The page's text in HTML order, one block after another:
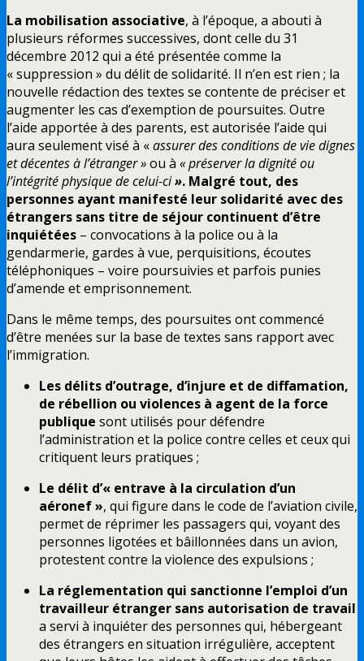
La mobilisation associative, à l’époque, a abouti à
plusieurs réformes successives, dont celle du 31
décembre 2012 qui a été présentée comme la
« suppression » du délit de solidarité. Il n’en est rien ; la
nouvelle rédaction des textes se contente de préciser et
augmenter les cas d’exemption de poursuites. Outre
l’aide apportée à des parents, est autorisée l’aide qui
aura seulement visé à «assurer des conditions de vie dignes
et décentes à l’étranger »ou à « préserver la dignité ou
l’intégrité physique de celui-ci». Malgré tout, des
personnes ayant manifesté leur solidarité avec des
étrangers sans titre de séjour continuent d’être
inquiétées – convocations à la police ou à la
gendarmerie, gardes à vue, perquisitions, écoutes
téléphoniques – voire poursuivies et parfois punies
d’amende et emprisonnement.
Dans le même temps, des poursuites ont commencé
d’être menées sur la base de textes sans rapport avec
l’immigration.
Les délits d’outrage, d’injure et de diffamation,
de rébellion ou violences à agent de la force
publique sont utilisés pour défendre
l’administration et la police contre celles et ceux qui
critiquent leurs pratiques ;
Le délit d’« entrave à la circulation d’un
aéronef », qui figure dans le code de l’aviation civile,
permet de réprimer les passagers qui, voyant des
personnes ligotées et bâillonnées dans un avion,
protestent contre la violence des expulsions ;
La réglementation qui sanctionne l’emploi d’un
travailleur étranger sans autorisation de travail
a servi à inquiéter des personnes qui, hébergeant
des étrangers en situation irrégulière, acceptent